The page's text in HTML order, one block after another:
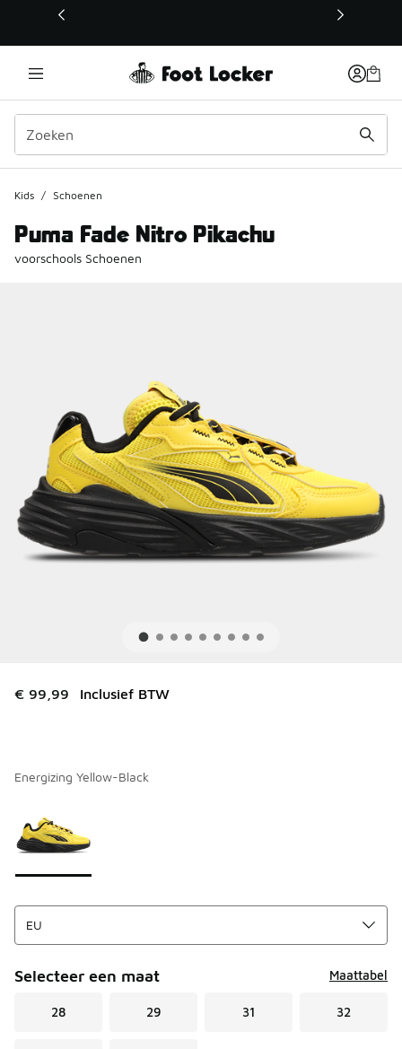
Deze link wordt geopend in een nieuw venster
Kids / Schoenen
Puma Fade Nitro Pikachu
voorschools Schoenen
€ 99,99 Inclusief BTW
Energizing Yellow-Black
Selecteer een maat Maattabel
28 29 31 32